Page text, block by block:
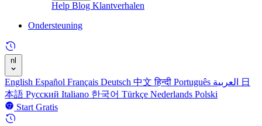
Help Blog Klantverhalen
Ondersteuning
nl
English Español Français Deutsch 中文हिन्दी Português
日
本語 Русский Italiano 한국어 Türkçe Nederlands Polski
Start Gratis